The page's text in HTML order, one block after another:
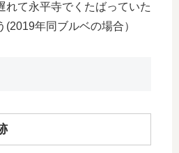
れて永平寺でくたばっていた
年同ブルベの場合）